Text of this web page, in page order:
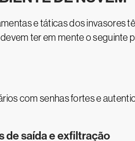
e táticas dos invasores
ter em mente o seguinte
com senhas fortes e
de saída e exfiltração